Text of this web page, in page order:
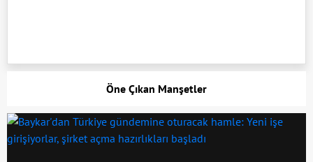
Öne Çıkan Manşetler